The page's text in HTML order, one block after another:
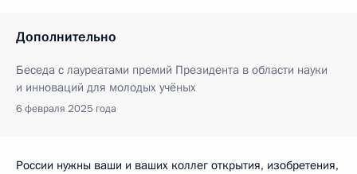
Дополнительно
Беседа с лауреатами премий Президента в области науки
и инноваций для молодых учёных
6 февраля 2025 года
России нужны ваши и ваших коллег открытия, изобретения,